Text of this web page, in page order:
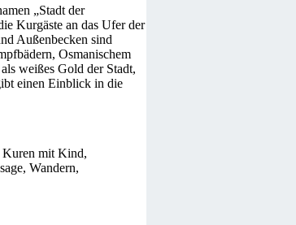
„Stadt der
Kurgäste an das Ufer der
Außenbecken sind
Osmanischem
weißes Gold der Stadt,
einen Einblick in die
Kuren mit Kind,
Wandern,